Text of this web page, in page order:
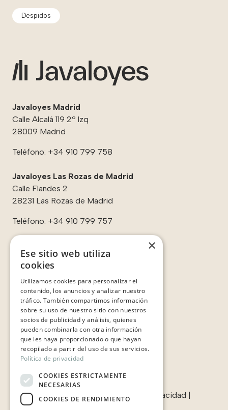
Despidos
Javaloyes Madrid
Calle Alcalá 119 2º Izq
28009 Madrid
Teléfono: +34 910 799 758
Javaloyes Las Rozas de Madrid
Calle Flandes 2
28231 Las Rozas de Madrid
Teléfono: +34 910 799 757
Enlaces:
Contacto
Sobre nosotros
Casos de éxito
Testimonios
Términos & condiciones |Política de privacidad |
Política de cookies
×
Ese sitio web utiliza
cookies
Utilizamos cookies para personalizar el
contenido, los anuncios y analizar nuestro
tráfico. También compartimos información
sobre su uso de nuestro sitio con nuestros
socios de publicidad y análisis, quienes
pueden combinarla con otra información
que les haya proporcionado o que hayan
recopilado a partir del uso de sus servicios.
Política de privacidad
COOKIES ESTRICTAMENTE
NECESARIAS
COOKIES DE RENDIMIENTO